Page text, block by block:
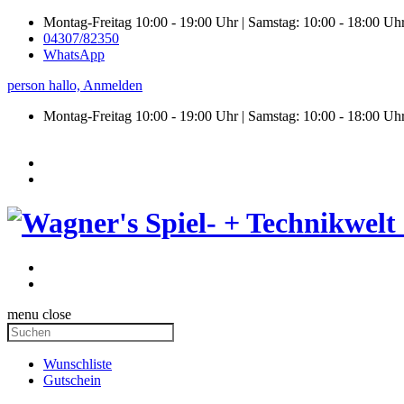
Montag-Freitag 10:00 - 19:00 Uhr | Samstag: 10:00 - 18:00
04307/82350
WhatsApp
person hallo, Anmelden
Montag-Freitag 10:00 - 19:00 Uhr | Samstag: 10:00 - 18:00
menu close
Wunschliste
Gutschein